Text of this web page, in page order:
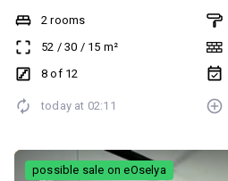
12 утеплений цегляний будинок
(двоконтурний котел) якісний
та побутова техніка залишаються
автоматичні ворота відеоспостереження
інфраструктурою. Поруч ринок,
розвязка. Квартира не потребує додаткових вкладень — можна
заїжджати одразу після покупки. Телефонуйте — організуємо
2 rooms
52 / 30 / 15 m²
8 of 12
today at 02:11
possible sale on eOselya